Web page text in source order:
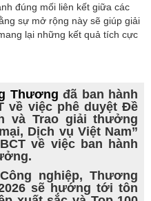
đúng mối liên kết giữa các
sự mở rộng này sẽ giúp giải
lại những kết quả tích cực
Thương đã ban hành
về việc phê duyệt Đề
và Trao giải thưởng
Dịch vụ Việt Nam”
về việc ban hành
nghiệp, Thương
sẽ hướng tới tôn